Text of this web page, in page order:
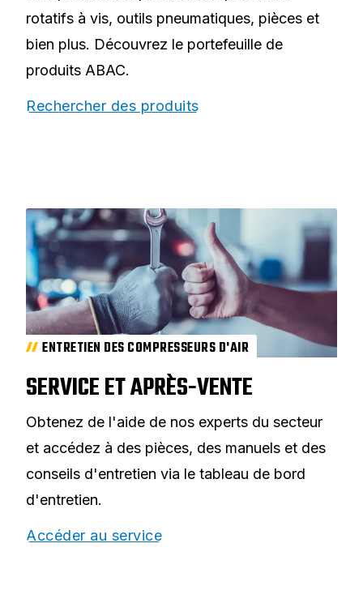
rotatifs à vis, outils pneumatiques, pièces et
bien plus. Découvrez le portefeuille de
produits ABAC.
Rechercher des produits
ENTRETIEN DES COMPRESSEURS D'AIR
SERVICE ET APRÈS-VENTE
Obtenez de l'aide de nos experts du secteur
et accédez à des pièces, des manuels et des
conseils d'entretien via le tableau de bord
d'entretien.
Accéder au service